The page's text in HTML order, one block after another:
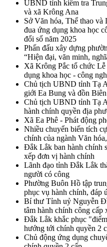
UBND tỉnh kiểm tra
và xã Krông Ana
Sở Văn hóa, Thể thao
đua ứng dụng khoa học
đổi số năm 2025
Phấn đấu xây dựng
“Hiện đại, văn minh,
Xã Krông Pắc tổ chức
dụng khoa học - công
Chủ tịch UBND tỉnh Tạ
giới Ea Bung và đồn
Chủ tịch UBND tỉnh Tạ
hành chính quyền địa
Xã Ea Phê - Phát động
Nhiều chuyển biến tích
chính của ngành Văn
Đắk Lắk ban hành chính
xếp đơn vị hành chính
Lãnh đạo tỉnh Đắk Lắk
người có công
Phường Buôn Hồ tập
phục vụ hành chính, đáp
Bí thư Tỉnh uỷ Nguyễn
tâm hành chính công cấp
Đắk Lắk khắc phục
hướng tới chính quyền 2
Chủ động ứng dụng